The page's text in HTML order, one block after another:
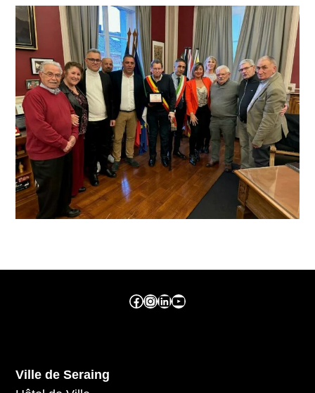
Facebook ville de seraing Instragram ville de seraing linkedin – ville de seraing YouTube
Ville de Seraing